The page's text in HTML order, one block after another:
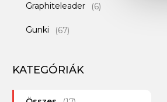
Graphiteleader (6)
Gunki (67)
KATEGÓRIÁK